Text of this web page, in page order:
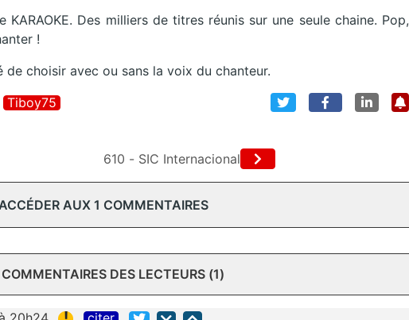
Des milliers de titres réunis sur une seule chaine. Pop,
!
choisir avec ou sans la voix du chanteur.
Tiboy75
610 - SIC Internacional
AUX 1 COMMENTAIRES
COMMENTAIRES DES LECTEURS (1)